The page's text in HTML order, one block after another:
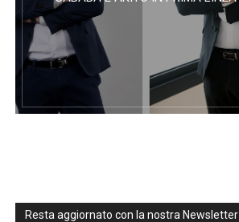
Resta aggiornato con la nostra Newsletter